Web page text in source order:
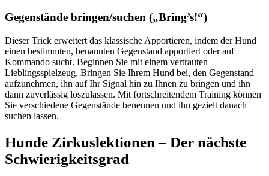
Gegenstände bringen/suchen („Bring’s!“)
Dieser Trick erweitert das klassische Apportieren, indem der Hund
einen bestimmten, benannten Gegenstand apportiert oder auf
Kommando sucht. Beginnen Sie mit einem vertrauten
Lieblingsspielzeug. Bringen Sie Ihrem Hund bei, den Gegenstand
aufzunehmen, ihn auf Ihr Signal hin zu Ihnen zu bringen und ihn
dann zuverlässig loszulassen. Mit fortschreitendem Training können
Sie verschiedene Gegenstände benennen und ihn gezielt danach
suchen lassen.
Hunde Zirkuslektionen – Der nächste
Schwierigkeitsgrad